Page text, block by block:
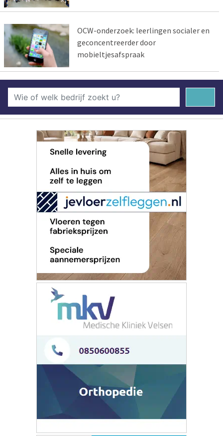
OCW-onderzoek: leerlingen socialer en
geconcentreerder door
mobieltjesafspraak